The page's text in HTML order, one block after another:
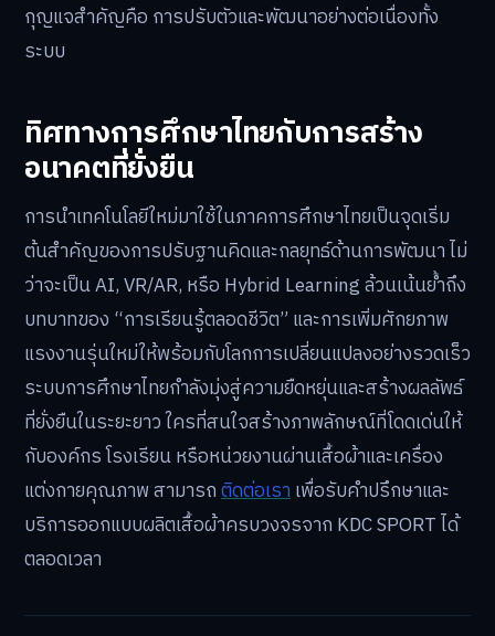
กุญแจสำคัญคือ การปรับตัวและพัฒนาอย่างต่อเนื่องทั้ง
ระบบ
ทิศทางการศึกษาไทยกับการสร้าง
อนาคตที่ยั่งยืน
การนำเทคโนโลยีใหม่มาใช้ในภาคการศึกษาไทยเป็นจุดเริ่ม
ต้นสำคัญของการปรับฐานคิดและกลยุทธ์ด้านการพัฒนา ไม่
ว่าจะเป็น AI, VR/AR, หรือ Hybrid Learning ล้วนเน้นย้ำถึง
บทบาทของ “การเรียนรู้ตลอดชีวิต” และการเพิ่มศักยภาพ
แรงงานรุ่นใหม่ให้พร้อมกับโลกการเปลี่ยนแปลงอย่างรวดเร็ว
ระบบการศึกษาไทยกำลังมุ่งสู่ความยืดหยุ่นและสร้างผลลัพธ์
ที่ยั่งยืนในระยะยาว ใครที่สนใจสร้างภาพลักษณ์ที่โดดเด่นให้
กับองค์กร โรงเรียน หรือหน่วยงานผ่านเสื้อผ้าและเครื่อง
แต่งกายคุณภาพ สามารถติดต่อเราเพื่อรับคำปรึกษาและ
บริการออกแบบผลิตเสื้อผ้าครบวงจรจาก KDC SPORT ได้
ตลอดเวลา